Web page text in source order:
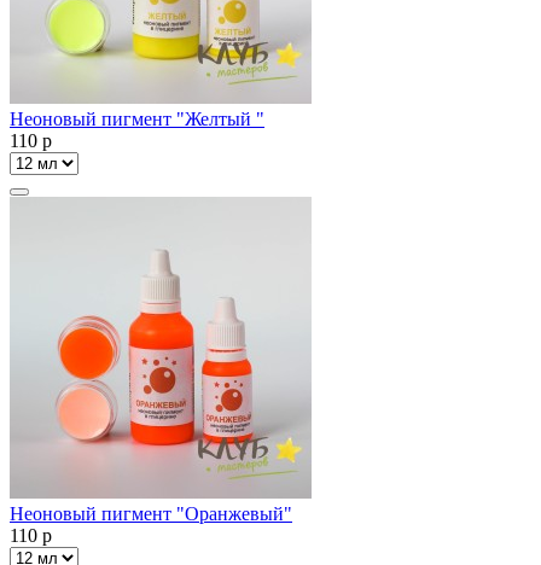
Неоновый пигмент "Желтый "
110 p
Неоновый пигмент "Оранжевый"
110 p